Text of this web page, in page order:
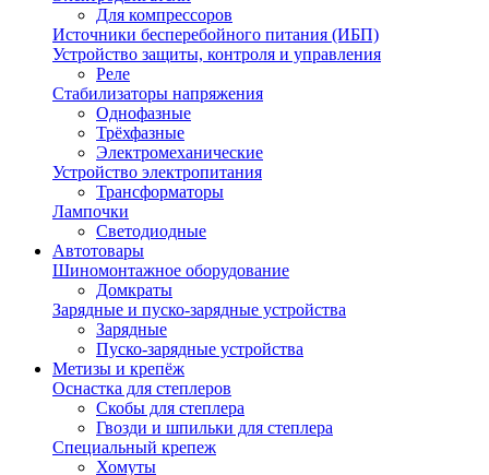
Для компрессоров
Источники бесперебойного питания (ИБП)
Устройство защиты, контроля и управления
Реле
Стабилизаторы напряжения
Однофазные
Трёхфазные
Электромеханические
Устройство электропитания
Трансформаторы
Лампочки
Светодиодные
Автотовары
Шиномонтажное оборудование
Домкраты
Зарядные и пуско-зарядные устройства
Зарядные
Пуско-зарядные устройства
Метизы и крепёж
Оснастка для степлеров
Скобы для степлера
Гвозди и шпильки для степлера
Специальный крепеж
Хомуты